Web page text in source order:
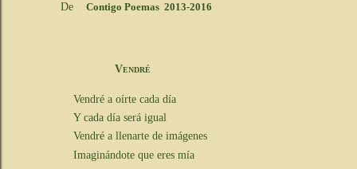
De Contigo Poemas 2013-2016
Vendré
Vendré a oírte cada día
Y cada día será igual
Vendré a llenarte de imágenes
Imaginándote que eres mía